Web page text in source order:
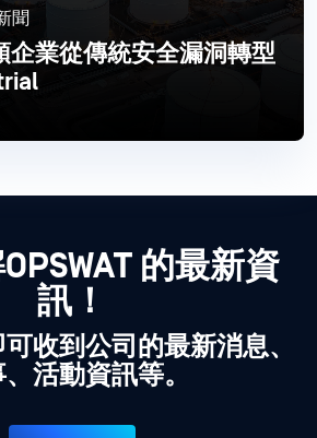
聞
企業從傳統安全漏洞轉型
的最新資
訊！
收到公司的最新消息、
活動資訊等。